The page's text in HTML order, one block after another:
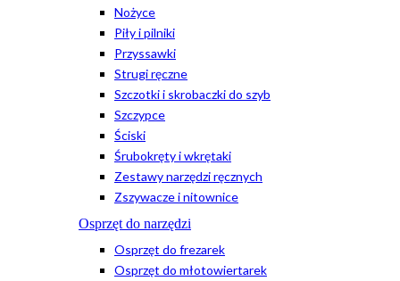
Nożyce
Piły i pilniki
Przyssawki
Strugi ręczne
Szczotki i skrobaczki do szyb
Szczypce
Ściski
Śrubokręty i wkrętaki
Zestawy narzędzi ręcznych
Zszywacze i nitownice
Osprzęt do narzędzi
Osprzęt do frezarek
Osprzęt do młotowiertarek